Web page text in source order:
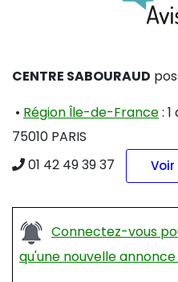
CENTRE SABOURAUD
• Région Île-de-France:
75010 PARIS
01 42 49 39 37
Connectez-vous
qu'une nouvelle